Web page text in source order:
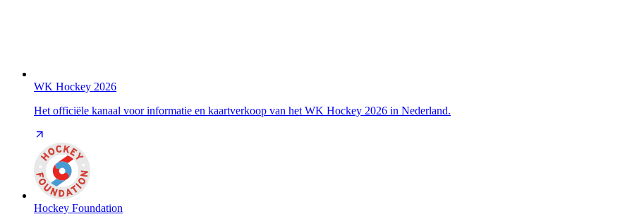
WK Hockey 2026
Het officiële kanaal voor informatie en kaartverkoop van het WK Hockey 2026 in Nederland.
Hockey Foundation